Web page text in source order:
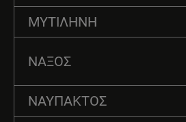
ΜΥΤΙΛΗΝΗ
ΝΑΞΟΣ
ΝΑΥΠΑΚΤΟΣ